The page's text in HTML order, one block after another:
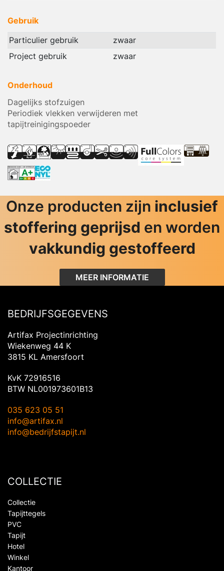
Gebruik
Particulier gebruik
zwaar
Project gebruik
zwaar
Onderhoud
Dagelijks stofzuigen
Periodiek vlekken verwijderen met
tapijtreinigingspoeder
Onze producten zijn inclusief
stoffering geprijsd en worden
vakkundig gestoffeerd
MEER INFORMATIE
BEDRIJFSGEGEVENS
Artifax Projectinrichting
Wiekenweg 44 K
3815 KL Amersfoort
KvK 72916516
BTW NL001973601B13
035 623 05 51
info@artifax.nl
info@bedrijfstapijt.nl
COLLECTIE
Collectie
Tapijttegels
PVC
Tapijt
Hotel
Winkel
Kantoor